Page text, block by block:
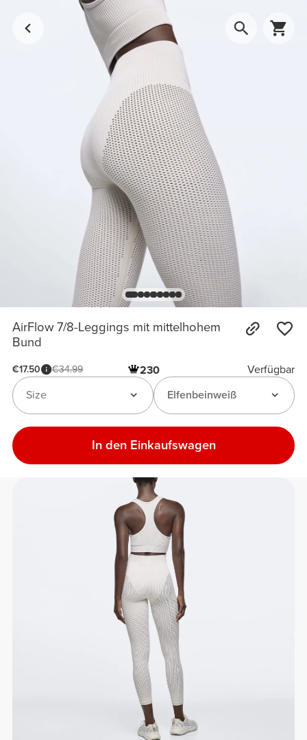
AirFlow 7/8-Leggings mit mittelhohem
Bund
€17.50 €34.99 230
Verfügbar
Elfenbeinweiß
Size
In den Einkaufswagen